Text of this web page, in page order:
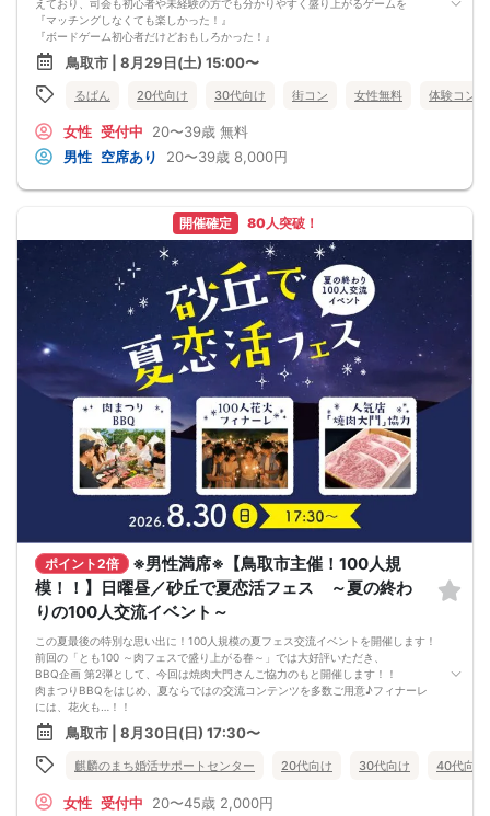
えており、司会も初心者や未経験の方でも分かりやすく盛り上がるゲームを
『マッチングしなくても楽しかった！』
『ボードゲーム初心者だけどおもしろかった！』
『初めての街コンだったけど楽しめました！』
と言っていただけました🙌🏻
鳥取で出会いを求めてる方はぜひ参加してみてください🌟
ほとんど会話できずに退屈な時間を過ごすような街コンには絶対にしません！！
女性：500円
お会計は当日、現金・クレジットカード・PayPayなどの電子マネーにて承りま
す。
最少遂行人数：男女とも2人以上参加で確定。
中止判断タイミング：前日の18時。メールでお知らせします。
鳥取市 | 8月29日(土) 15:00〜
るぱん 20代向け 30代向け 街コン 女性無料 体験コン
女性 受付中 20〜39歳 無料
男性 空席あり 20〜39歳 8,000円
開催確定 80人突破！
ポイント2倍
※男性満席※【鳥取市主催！100人規
模！！】日曜昼／砂丘で夏恋活フェス ～夏の終わ
りの100人交流イベント～
この夏最後の特別な思い出に！100人規模の夏フェス交流イベントを開催します！
前回の「とも100 ～肉フェスで盛り上がる春～」では大好評いただき、
BBQ企画 第2弾として、今回は焼肉大門さんご協力のもと開催します！！
肉まつりBBQをはじめ、夏ならではの交流コンテンツを多数ご用意♪フィナーレ
には、花火も…！！
友達同士での参加も大歓迎！夏の終わりを彩る特別なひとときを過ごしましょう♪
※最少催行人数は100名となります。
※イベントへの参加には、きりん恋活（麒麟のまち婚活サポートセンター）への会
員登録が必要です。当日登録方法をご案内いたします。
鳥取市 | 8月30日(日) 17:30〜
麒麟のまち婚活サポートセンター 20代向け 30代向け 40代向け
女性 受付中 20〜45歳 2,000円